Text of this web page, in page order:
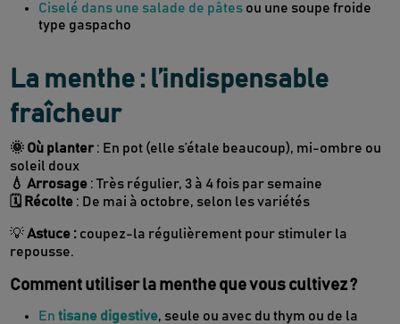
Ciselé dans une salade de pâtes ou une soupe froide
type gaspacho
La menthe : l’indispensable
fraîcheur
🌞 Où planter: En pot (elle s’étale beaucoup), mi-ombre ou
soleil doux
💧 Arrosage : Très régulier, 3 à 4 fois par semaine
🗓 Récolte : De mai à octobre, selon les variétés
💡Astuce : coupez-la régulièrement pour stimuler la
repousse.
Comment utiliser la menthe que vous cultivez ?
Entisane digestive, seule ou avec du thym ou de la